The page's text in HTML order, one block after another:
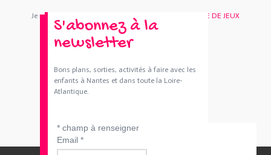
Je m'abonne : Newsletter SORTIES 44 BOUTIQUE DE JEUX
S'abonnez à la
newsletter
Bons plans, sorties, activités à faire avec les
enfants à Nantes et dans toute la Loire-
Atlantique.
* champ à renseigner
Email *